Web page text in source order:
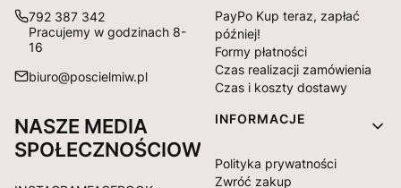
792 387 342
Pracujemy w godzinach 8-
16
biuro@poscielmiw.pl
NASZE MEDIA
SPOŁECZNOŚCIOWE:
PayPo Kup teraz, zapłać
później!
Formy płatności
Czas realizacji zamówienia
Czas i koszty dostawy
INFORMACJE
Polityka prywatności
Zwróć zakup